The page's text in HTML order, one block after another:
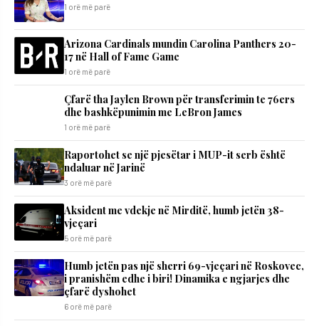
1 orë më parë
Arizona Cardinals mundin Carolina Panthers 20-
17 në Hall of Fame Game
1 orë më parë
Çfarë tha Jaylen Brown për transferimin te 76ers
dhe bashkëpunimin me LeBron James
1 orë më parë
Raportohet se një pjesëtar i MUP-it serb është
ndaluar në Jarinë
3 orë më parë
Aksident me vdekje në Mirditë, humb jetën 38-
vjeçari
5 orë më parë
Humb jetën pas një sherri 69-vjeçari në Roskovec,
i pranishëm edhe i biri! Dinamika e ngjarjes dhe
çfarë dyshohet
6 orë më parë